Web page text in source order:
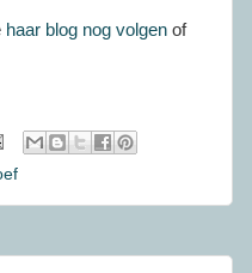
haar blog nog volgen of